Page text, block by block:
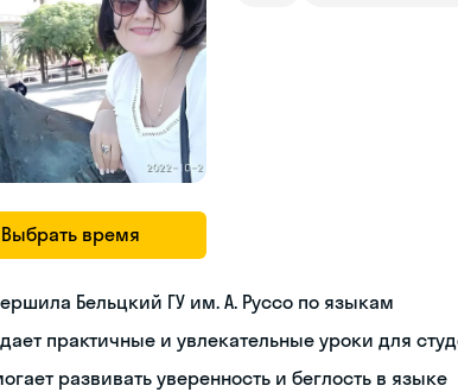
Выбрать время
Бельцкий ГУ им. А. Руссо по языкам
практичные и увлекательные уроки для
развивать уверенность и беглость в языке